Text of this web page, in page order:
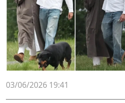
03/06/2026 19:41